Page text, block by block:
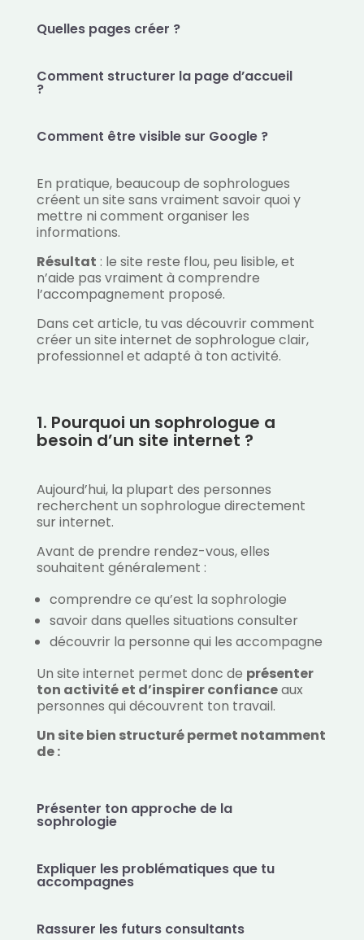
Quelles pages créer ?
Comment structurer la page d’accueil
?
Comment être visible sur Google ?
En pratique, beaucoup de sophrologues
créent un site sans vraiment savoir quoi y
mettre ni comment organiser les
informations.
Résultat : le site reste flou, peu lisible, et
n’aide pas vraiment à comprendre
l’accompagnement proposé.
Dans cet article, tu vas découvrir comment
créer un site internet de sophrologue clair,
professionnel et adapté à ton activité.
1. Pourquoi un sophrologue a
besoin d’un site internet ?
Aujourd’hui, la plupart des personnes
recherchent un sophrologue directement
sur internet.
Avant de prendre rendez-vous, elles
souhaitent généralement :
comprendre ce qu’est la sophrologie
savoir dans quelles situations consulter
découvrir la personne qui les accompagne
Un site internet permet donc de présenter
ton activité et d’inspirer confianceaux
personnes qui découvrent ton travail.
Un site bien structuré permet notamment
de :
Présenter ton approche de la
sophrologie
Expliquer les problématiques que tu
accompagnes
Rassurer les futurs consultants